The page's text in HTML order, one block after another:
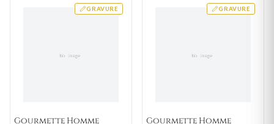
GRAVURE
Gourmette Homme
GRAVURE
Gourmette Homme